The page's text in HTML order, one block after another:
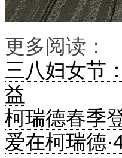
更多阅读：
三八妇女节
益
柯瑞德春季
爱在柯瑞德